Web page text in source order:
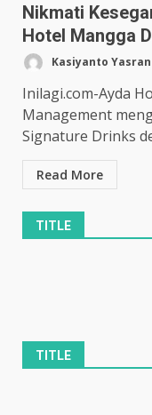
Nikmati
Hotel Mangga
Kasiyanto Yasran
Inilagi.com-Ayda
Management
Signature Drinks
Read More
TITLE
TITLE